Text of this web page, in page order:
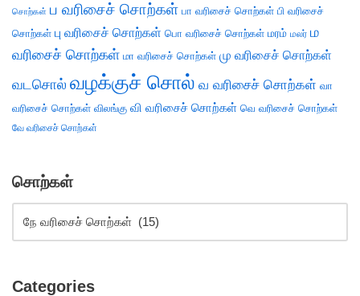
சொற்கள் ப வரிசைச் சொற்கள் பா வரிசைச் சொற்கள் பி வரிசைச்
சொற்கள் பு வரிசைச் சொற்கள் பொ வரிசைச் சொற்கள் மரம் மலர் ம
வரிசைச் சொற்கள் மா வரிசைச் சொற்கள் மு வரிசைச் சொற்கள்
வடசொல் வழக்குச் சொல் வ வரிசைச் சொற்கள் வா
வரிசைச் சொற்கள் விலங்கு வி வரிசைச் சொற்கள் வெ வரிசைச் சொற்கள்
வே வரிசைச் சொற்கள்
சொற்கள்
Categories